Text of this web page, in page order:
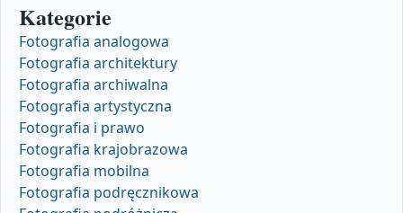
Kategorie
Fotografia analogowa
Fotografia architektury
Fotografia archiwalna
Fotografia artystyczna
Fotografia i prawo
Fotografia krajobrazowa
Fotografia mobilna
Fotografia podręcznikowa